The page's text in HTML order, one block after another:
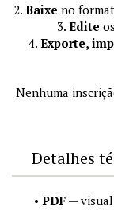
2. Baixe no
3. Edite
4. Exporte,
Nenhuma
Detalhes
• PDF—